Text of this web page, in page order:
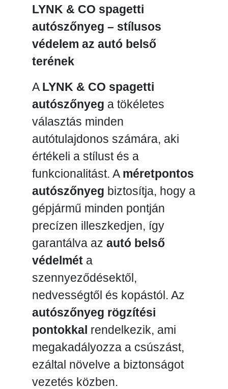
LYNK & CO spagetti
autószőnyeg – stílusos
védelem az autó belső
terének
A LYNK & CO spagetti
autószőnyeg a tökéletes
választás minden
autótulajdonos számára, aki
értékeli a stílust és a
funkcionalitást. A méretpontos
autószőnyeg biztosítja, hogy a
gépjármű minden pontján
precízen illeszkedjen, így
garantálva az autó belső
védelméta
szennyeződésektől,
nedvességtől és kopástól. Az
autószőnyeg rögzítési
pontokkal rendelkezik, ami
megakadályozza a csúszást,
ezáltal növelve a biztonságot
vezetés közben.